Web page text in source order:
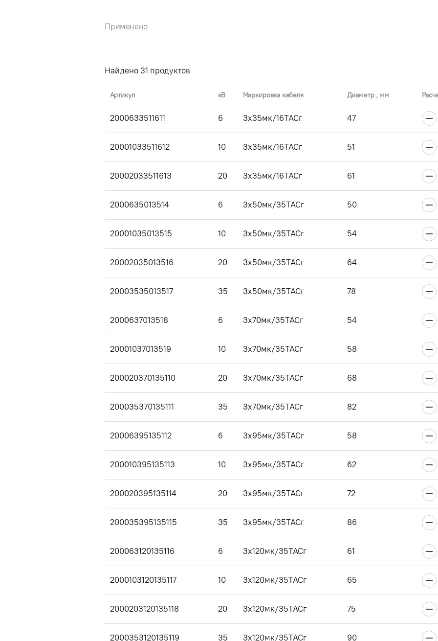
Применено
Найдено 31 продуктов
Артикул кВ Маркировка кабеля Диаметр , мм
2000633511611 6 3x35мк/16ТАСг 47
20001033511612 10 3x35мк/16ТАСг 51
20002033511613 20 3x35мк/16ТАСг 61
2000635013514 6 3x50мк/35ТАСг 50
20001035013515 10 3x50мк/35ТАСг 54
20002035013516 20 3x50мк/35ТАСг 64
20003535013517 35 3x50мк/35ТАСг 78
2000637013518 6 3x70мк/35ТАСг 54
20001037013519 10 3x70мк/35ТАСг 58
200020370135110 20 3x70мк/35ТАСг 68
200035370135111 35 3x70мк/35ТАСг 82
20006395135112 6 3x95мк/35ТАСг 58
200010395135113 10 3x95мк/35ТАСг 62
200020395135114 20 3x95мк/35ТАСг 72
200035395135115 35 3x95мк/35ТАСг 86
200063120135116 6 3x120мк/35ТАСг 61
2000103120135117 10 3x120мк/35ТАСг 65
2000203120135118 20 3x120мк/35ТАСг 75
2000353120135119 35 3x120мк/35ТАСг 90